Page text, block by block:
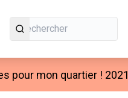
pour mon quartier ! 2021